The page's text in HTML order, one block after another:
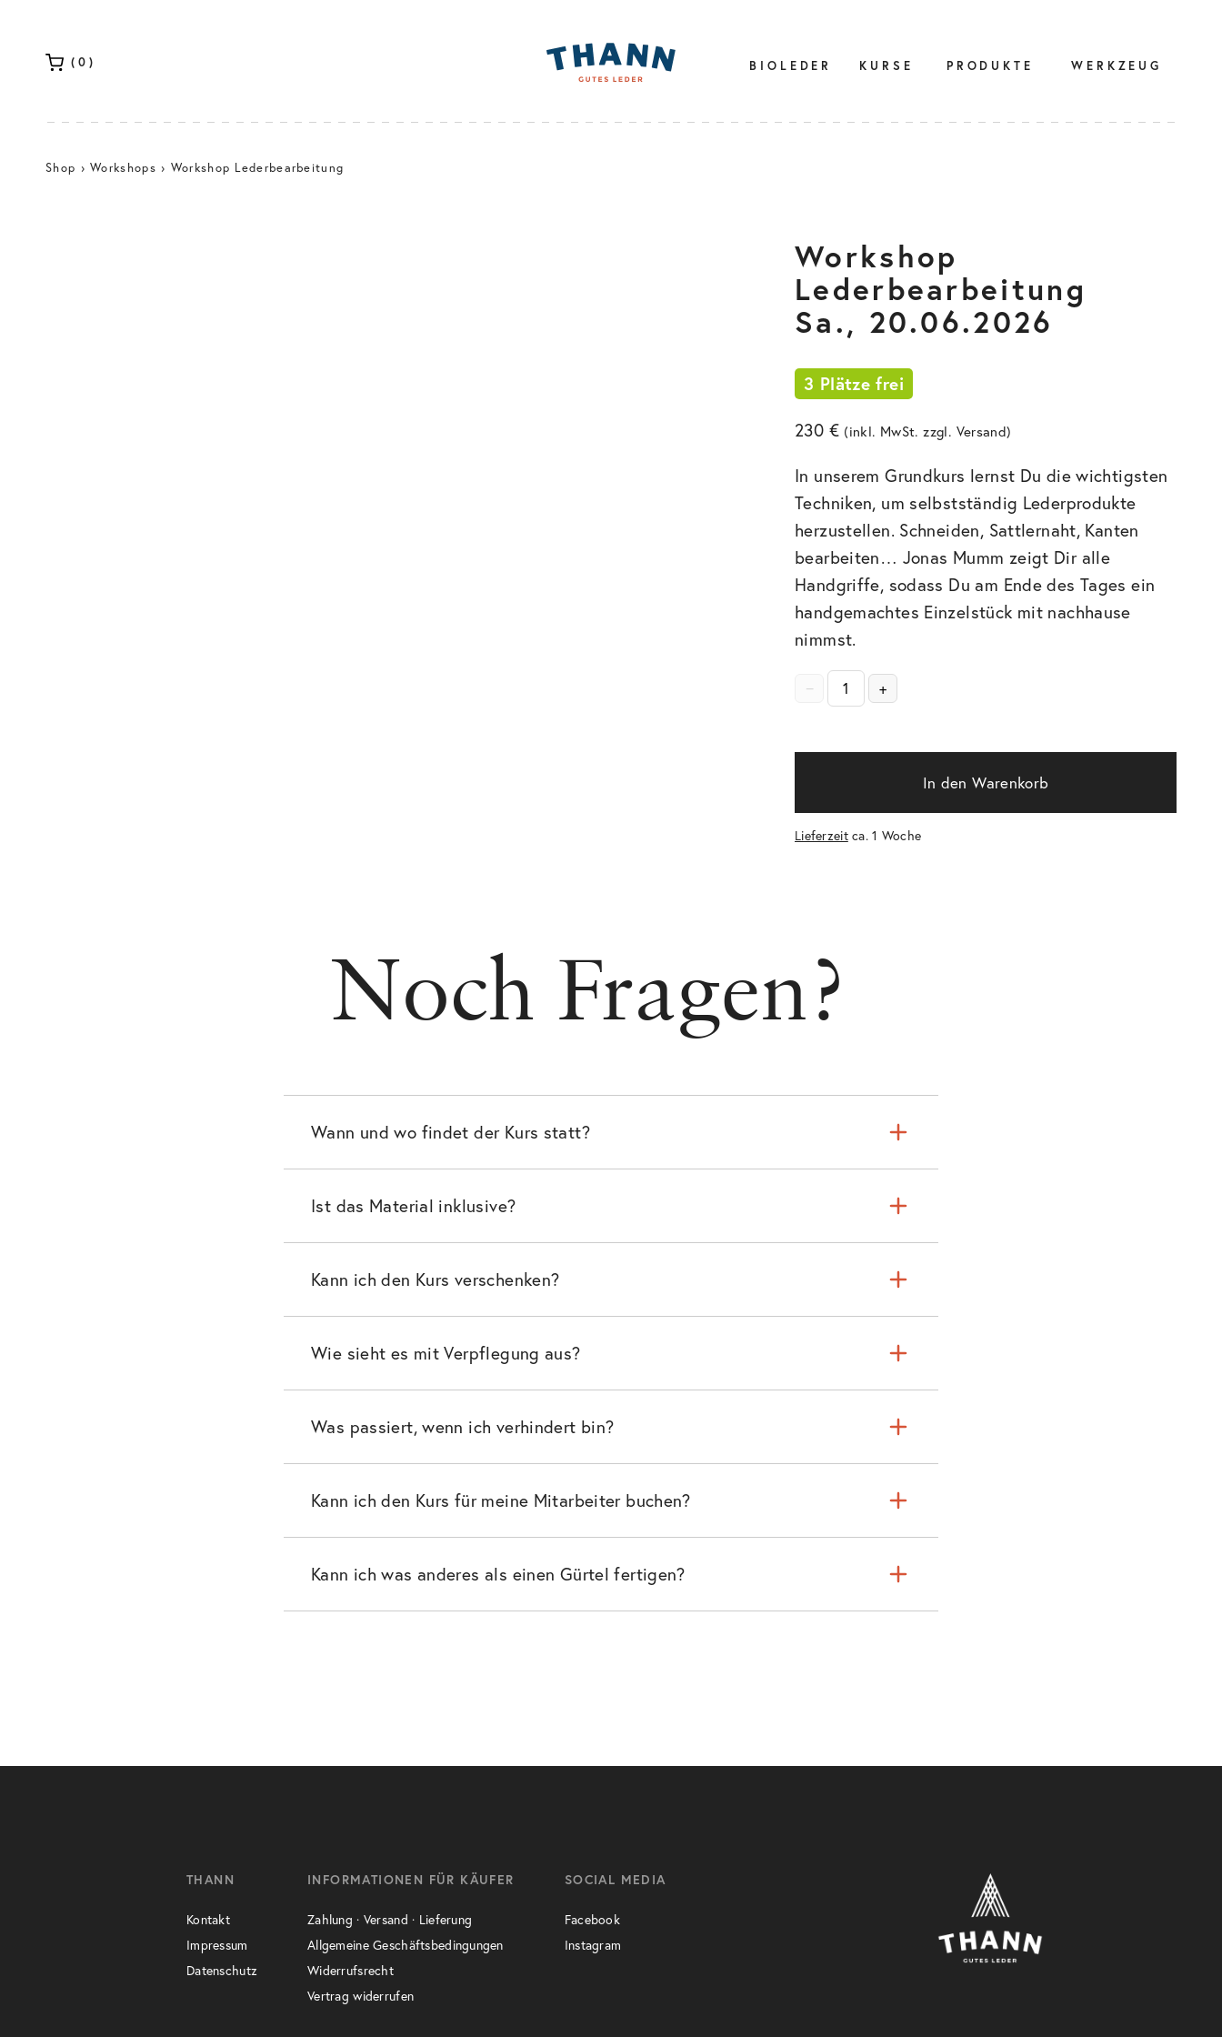
BIOLEDER KURSE PRODUKTE WERKZEUG
(0)
Shop ›Workshops › Workshop Lederbearbeitung
Workshop
Lederbearbeitung
Sa., 20.06.2026
3 Plätze frei
230 € (inkl. MwSt. zzgl. Versand)
In unserem Grundkurs lernst Du die wichtigsten
Techniken, um selbstständig Lederprodukte
herzustellen. Schneiden, Sattlernaht, Kanten
bearbeiten… Jonas Mumm zeigt Dir alle
Handgriffe, sodass Du am Ende des Tages ein
handgemachtes Einzelstück mit nachhause
nimmst.
− +
In den Warenkorb
Lieferzeitca. 1 Woche
Noch Fragen?
Wann und wo findet der Kurs statt?
Ist das Material inklusive?
Kann ich den Kurs verschenken?
Wie sieht es mit Verpflegung aus?
Was passiert, wenn ich verhindert bin?
Kann ich den Kurs für meine Mitarbeiter buchen?
Kann ich was anderes als einen Gürtel fertigen?
THANN
Kontakt
Impressum
Datenschutz
INFORMATIONEN FÜR KÄUFER
Zahlung · Versand · Lieferung
Allgemeine Geschäftsbedingungen
Widerrufsrecht
Vertrag widerrufen
SOCIAL MEDIA
Facebook
Instagram